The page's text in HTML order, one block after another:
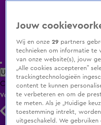
Uitzending Gemist Populaire
ClipsFilmsRadioSmart TV
Volg KIJK
Jouw
Wij en onze29 partners
technieken om informatie te
van onze website(s), jouw
„Alle cookies accepteren”
trackingtechnologieën
content te kunnen
te verbeteren en om de
te meten. Als je „Huidige
toestemming intrekt,
uitgeschakeld. We